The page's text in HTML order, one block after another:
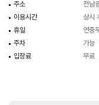
주소
전남
이용시간
상시
휴일
연중
주차
가능
입장료
무료